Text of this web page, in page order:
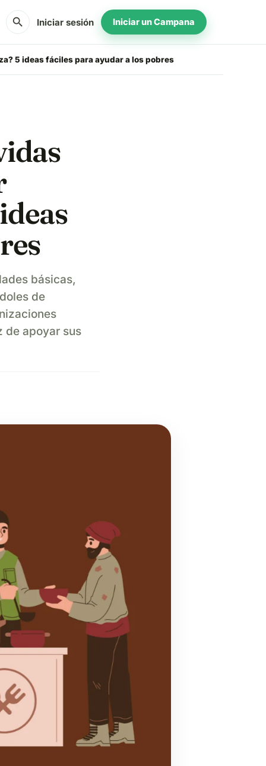
search Iniciar sesión Iniciar un Campana
5 ideas fáciles para ayudar a los pobres
básicas,
de
de apoyar sus